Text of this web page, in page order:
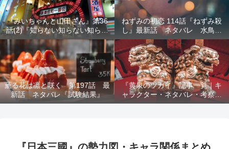
『みいちゃんと山田さん』第36
話(2)『知らない知らない知らな
い』最新話 ネタバレ 犯人確
定 次回最終回
ねずみの初恋 114話『ねずみ殺
し』最新話 ネタバレ 水鳥死
亡 鯆を殺すか
薫る花は凛と咲く 第197話 最
新話 ネタバレ『試験結果』
『黄泉のツガイ』記事一覧｜キ
ャラクター・ネタバレ・考察・
死亡キャラまとめ【完全ガイ